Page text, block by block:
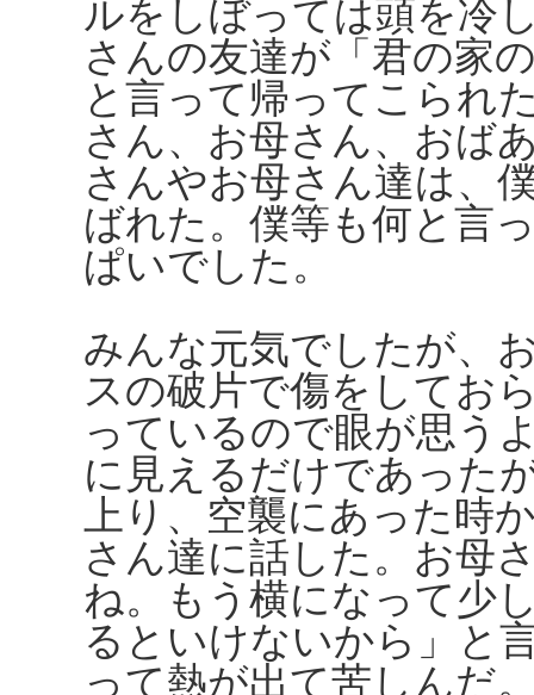
ルをしぼっては頭を冷
さんの友達が「君の家
と言って帰ってこられ
さん、お母さん、おば
さんやお母さん達は、
ばれた。僕等も何と言
ぱいでした。
みんな元気でしたが、
スの破片で傷をしてお
っているので眼が思う
に見えるだけであった
上り、空襲にあった時
さん達に話した。お母
ね。もう横になって少
るといけないから」と
って熱が出て苦しんだ